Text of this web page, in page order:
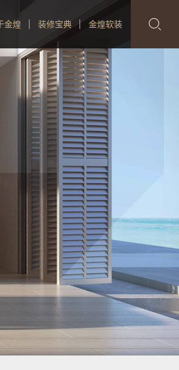
金煌 装修宝典 金煌软装 